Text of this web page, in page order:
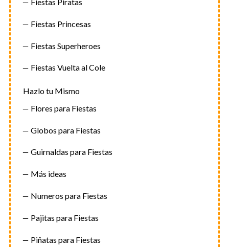
Fiestas Princesas
Fiestas Superheroes
Fiestas Vuelta al Cole
Hazlo tu Mismo
Flores para Fiestas
Globos para Fiestas
Guirnaldas para Fiestas
Más ideas
Numeros para Fiestas
Pajitas para Fiestas
Piñatas para Fiestas